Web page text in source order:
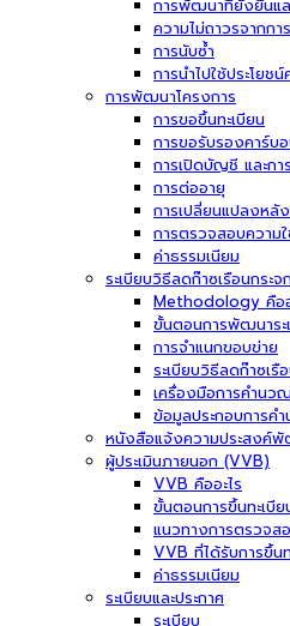
การพัฒนาที่ยั่งยืนแล
ความไม่ถาวรจากกา
การนับซ้ำ
การนำไปใช้ประโยช
การพัฒนาโครงการ
การขอขึ้นทะเบียน
การขอรับรองคาร์บ
การเปิดบัญชี และกา
การต่ออายุ
การเปลี่ยนแปลงหลั
การตรวจสอบความ
ค่าธรรมเนียม
ระเบียบวิธีลดก๊าซเรือนกระจก
Methodology คืออ
ขั้นตอนการพัฒนาระ
การจำแนกขอบข่าย
ระเบียบวิธีลดก๊าซเรื
เครื่องมือการคำนว
ข้อมูลประกอบการค
หนังสือแจ้งความประสงค์
ผู้ประเมินภายนอก (VVB)
VVB คืออะไร
ขั้นตอนการขึ้นทะเบี
แนวทางการตรวจส
VVB ที่ได้รับการขึ้น
ค่าธรรมเนียม
ระเบียบและประกาศ
ระเบียบ